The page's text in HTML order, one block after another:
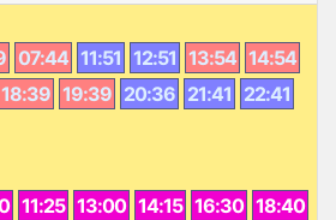
07:44 11:51 12:51 13:54 14:54
18:39 19:39 20:36 21:41 22:41
11:25 13:00 14:15 16:30 18:40